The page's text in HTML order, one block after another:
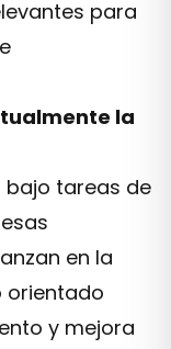
para
la
bajo tareas de
en la
orientado
y mejora